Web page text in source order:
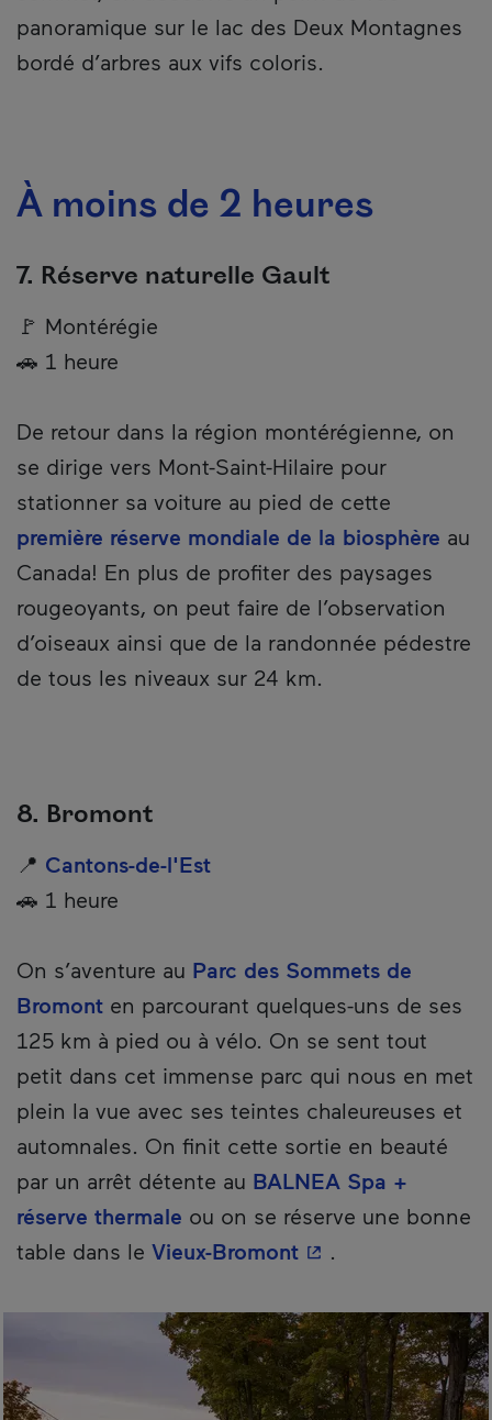
panoramique sur le lac des Deux Montagnes
bordé d’arbres aux vifs coloris.
À moins de 2 heures
7. Réserve naturelle Gault
🚩 Montérégie
🚗 1 heure
De retour dans la région montérégienne, on
se dirige vers Mont-Saint-Hilaire pour
stationner sa voiture au pied de cette
première réserve mondiale de la biosphère au
Canada! En plus de profiter des paysages
rougeoyants, on peut faire de l’observation
d’oiseaux ainsi que de la randonnée pédestre
de tous les niveaux sur 24 km.
8. Bromont
📍 Cantons-de-l'Est
🚗 1 heure
On s’aventure au Parc des Sommets de
Bromont en parcourant quelques-uns de ses
125 km à pied ou à vélo. On se sent tout
petit dans cet immense parc qui nous en met
plein la vue avec ses teintes chaleureuses et
automnales. On finit cette sortie en beauté
par un arrêt détente au BALNEA Spa +
réserve thermale ou on se réserve une bonne
table dans le Vieux-Bromont- Cet hyperlien
.